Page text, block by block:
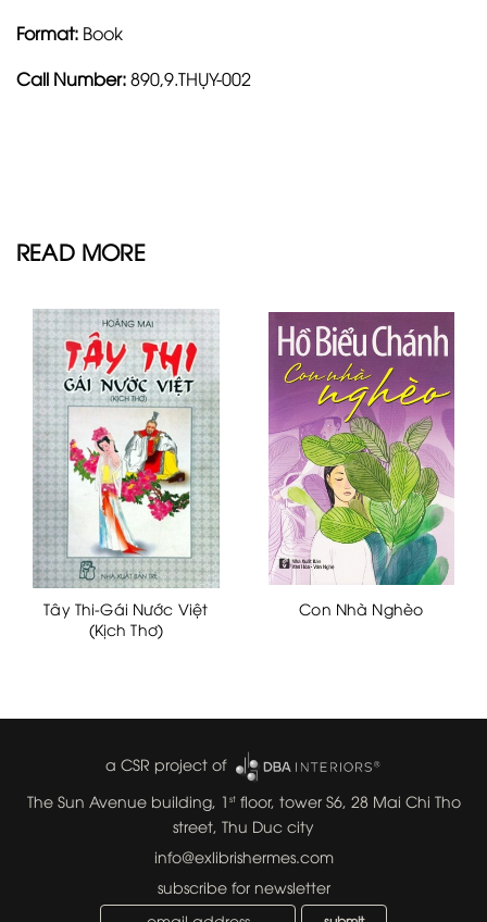
Format: Book
Call Number:890,9.THỤY-002
READ MORE
Tây Thi-Gái Nước Việt
(Kịch Thơ)
Con Nhà Nghèo
a CSR project of
The Sun Avenue building, 1 stfloor, tower S6, 28 Mai Chi Tho
street, Thu Duc city
info@exlibrishermes.com
subscribe for newsletter